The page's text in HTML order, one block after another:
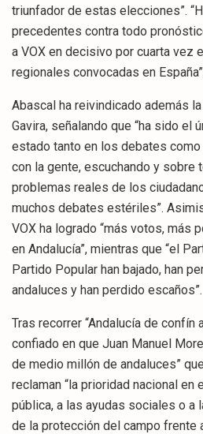
triunfador de estas elecciones”.
precedentes contra todo
a VOX en decisivo por cuarta vez
regionales convocadas en
Abascal ha reivindicado además
Gavira, señalando que “ha sido el
estado tanto en los debates
con la gente, escuchando y sobre
problemas reales de los
muchos debates estériles”.
VOX ha logrado “más votos, más
en Andalucía”, mientras que “el
Partido Popular han bajado, han
andaluces y han perdido escaños”.
Tras recorrer “Andalucía de confín
confiado en que Juan Manuel
de medio millón de andaluces”
reclaman “la prioridad nacional en
pública, a las ayudas sociales o a
de la protección del campo frente